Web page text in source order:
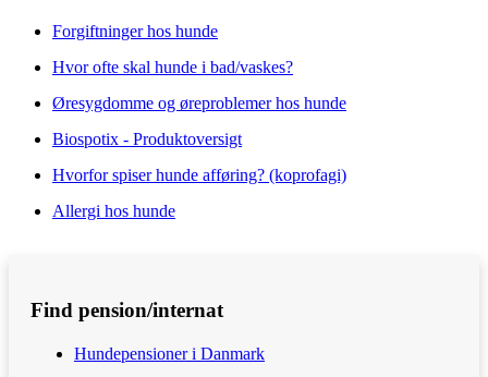
Forgiftninger hos hunde
Hvor ofte skal hunde i bad/vaskes?
Øresygdomme og øreproblemer hos hunde
Biospotix - Produktoversigt
Hvorfor spiser hunde afføring? (koprofagi)
Allergi hos hunde
Find pension/internat
Hundepensioner i Danmark